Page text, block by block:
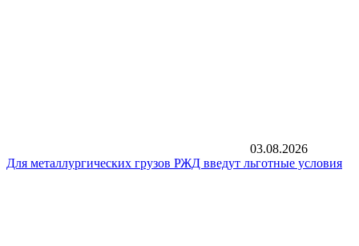
03.08.2026
Для металлургических грузов РЖД введут льготные условия